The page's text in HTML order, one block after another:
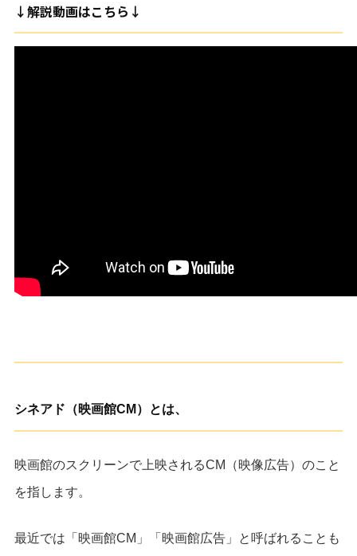
↓解説動画はこちら↓
シネアド（映画館CM）とは、
映画館のスクリーンで上映されるCM（映像広告）のこと
を指します。
最近では「映画館CM」「映画館広告」と呼ばれることも